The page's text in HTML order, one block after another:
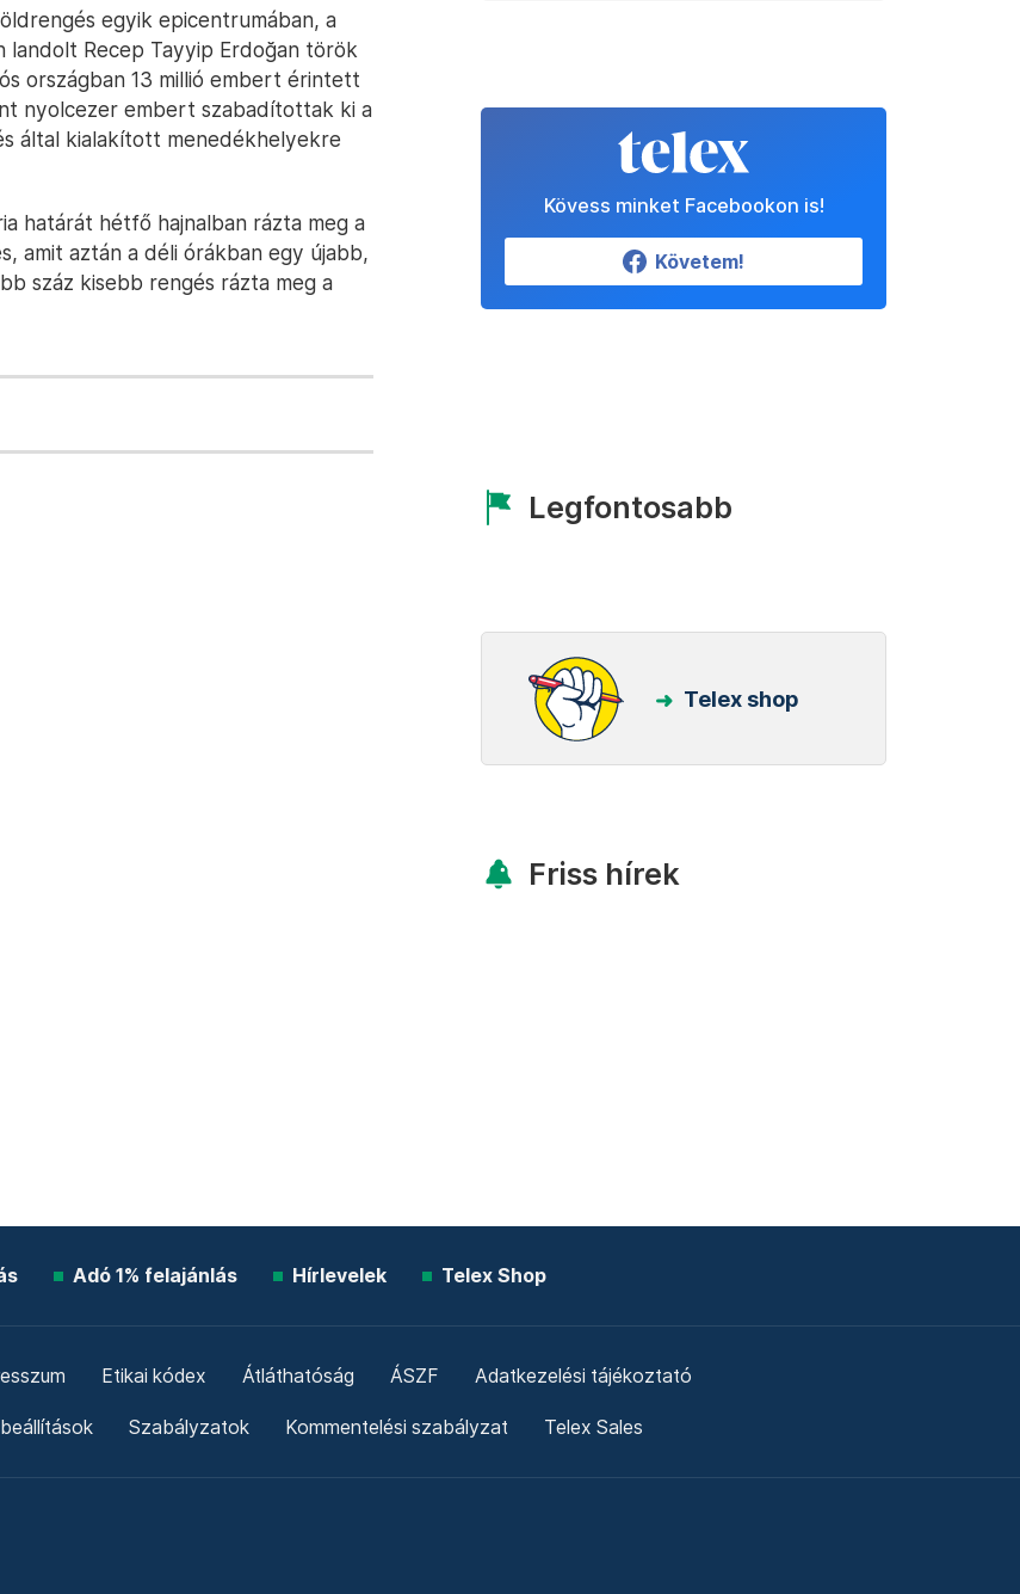
egyik epicentrumában, a
landolt Recep Tayyip Erdoğan török
országban 13 millió embert érintett
nyolcezer embert szabadítottak ki a
által kialakított menedékhelyekre
határát hétfő hajnalban rázta meg a
amit aztán a déli órákban egy újabb,
száz kisebb rengés rázta meg a
Kövess minket Facebookon is!
Követem!
Legfontosabb
Telex shop
Friss hírek
Adó 1% felajánlás Hírlevelek Telex Shop
Etikai kódex Átláthatóság ÁSZF Adatkezelési tájékoztató
Szabályzatok Kommentelési szabályzat Telex Sales